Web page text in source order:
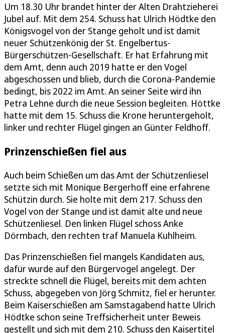
Um 18.30 Uhr brandet hinter der Alten Drahtzieherei
Jubel auf. Mit dem 254. Schuss hat Ulrich Hödtke den
Königsvogel von der Stange geholt und ist damit
neuer Schützenkönig der St. Engelbertus-
Bürgerschützen-Gesellschaft. Er hat Erfahrung mit
dem Amt, denn auch 2019 hatte er den Vogel
abgeschossen und blieb, durch die Corona-Pandemie
bedingt, bis 2022 im Amt. An seiner Seite wird ihn
Petra Lehne durch die neue Session begleiten. Höttke
hatte mit dem 15. Schuss die Krone heruntergeholt,
linker und rechter Flügel gingen an Günter Feldhoff.
Prinzenschießen fiel aus
Auch beim Schießen um das Amt der Schützenliesel
setzte sich mit Monique Bergerhoff eine erfahrene
Schützin durch. Sie holte mit dem 217. Schuss den
Vogel von der Stange und ist damit alte und neue
Schützenliesel. Den linken Flügel schoss Anke
Dörmbach, den rechten traf Manuela Kuhlheim.
Das Prinzenschießen fiel mangels Kandidaten aus,
dafür wurde auf den Bürgervogel angelegt. Der
streckte schnell die Flügel, bereits mit dem achten
Schuss, abgegeben von Jörg Schmitz, fiel er herunter.
Beim Kaiserschießen am Samstagabend hatte Ulrich
Hödtke schon seine Treffsicherheit unter Beweis
gestellt und sich mit dem 210. Schuss den Kaisertitel